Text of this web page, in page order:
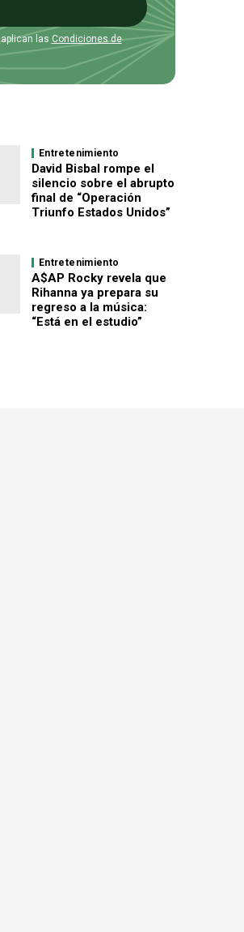
las Condiciones de
Entretenimiento
David Bisbal rompe el
silencio sobre el abrupto
final de “Operación
Triunfo Estados Unidos”
Entretenimiento
A$AP Rocky revela que
Rihanna ya prepara su
regreso a la música:
“Está en el estudio”